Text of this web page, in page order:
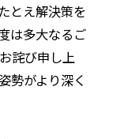
とえ解決策を
は多大なるご
詫び申し上
勢がより深く